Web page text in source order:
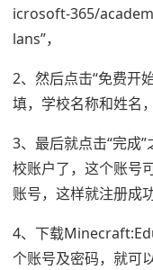
icrosoft-365/
lans”，
2、然后点击“免费开
填，学校名称和姓名
3、最后就点击“完成
校账户了，这个账号
账号，这样就注册成功
4、下载
个账号及密码，就可以